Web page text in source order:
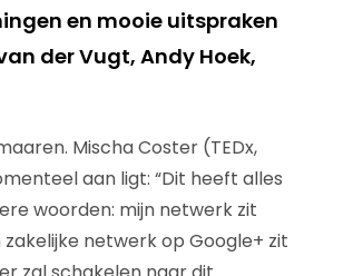
en mooie uitspraken
der Vugt, Andy Hoek,
Mischa Coster (TEDx,
aan ligt: “Dit heeft alles
woorden: mijn netwerk zit
netwerk op Google+ zit